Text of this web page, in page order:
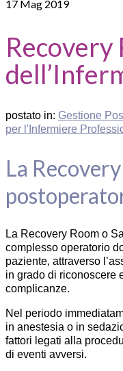
17 Mag 2019
Recovery
postato in: Gestione
per l'Infermiere
La
La Recovery Room o
complesso operatorio
paziente, attraverso
in grado di riconoscere
complicanze.
Nel periodo
in anestesia o in
fattori legati alla
di eventi avversi.